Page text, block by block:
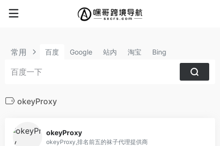
常用 百度 Google 站内 淘宝 Bing
okeyProxy
okeyProxy
okeyProxy,排名前五的袜子代理提供商